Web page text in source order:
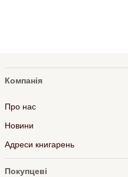
Компанія
Про нас
Новини
Адреси книгарень
Покупцеві